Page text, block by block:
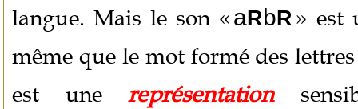
langue. Mais le son «aRbR » est
même que le mot formé des
est unereprésentation